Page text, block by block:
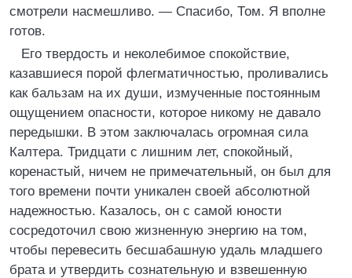
смотрели насмешливо. — Спасибо, Том. Я вполне
готов.
Его твердость и неколебимое спокойствие,
казавшиеся порой флегматичностью, проливались
как бальзам на их души, измученные постоянным
ощущением опасности, которое никому не давало
передышки. В этом заключалась огромная сила
Калтера. Тридцати с лишним лет, спокойный,
коренастый, ничем не примечательный, он был для
того времени почти уникален своей абсолютной
надежностью. Казалось, он с самой юности
сосредоточил свою жизненную энергию на том,
чтобы перевесить бесшабашную удаль младшего
брата и утвердить сознательную и взвешенную